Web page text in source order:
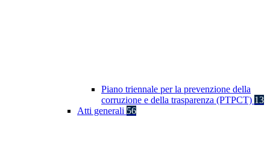
Piano triennale per la prevenzione della
corruzione e della trasparenza (PTPCT) 13
Atti generali 56